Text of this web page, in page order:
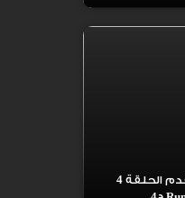
مسلسل إستمر بالتقدم الحلقة 4